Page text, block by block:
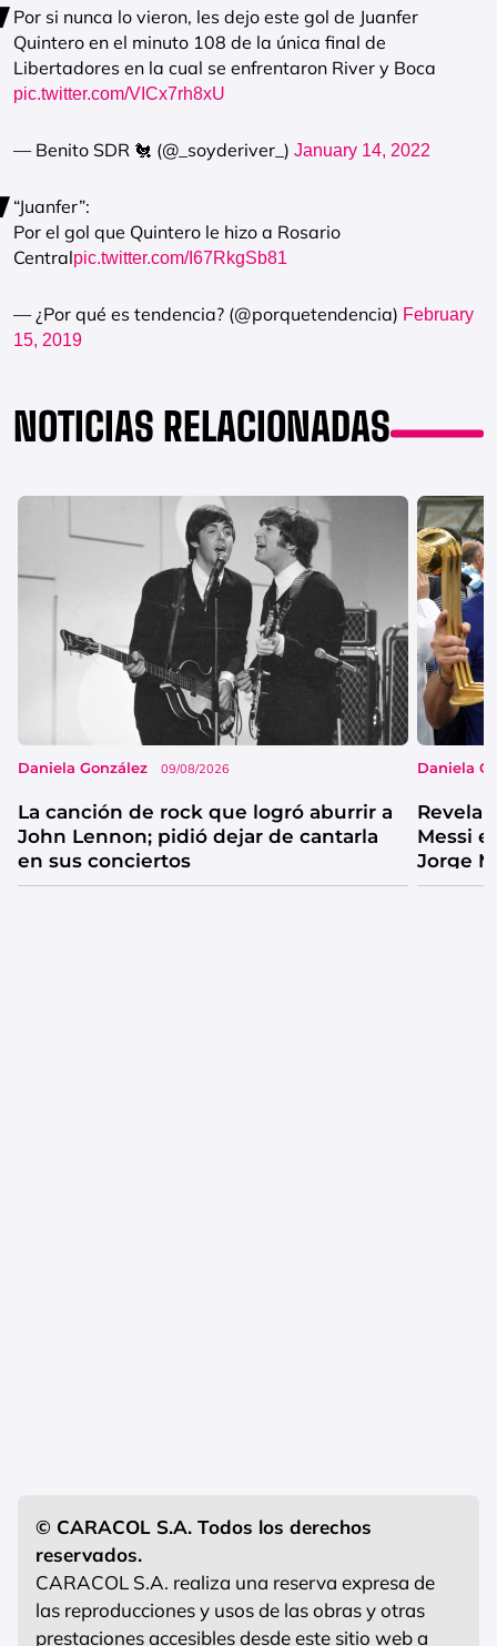
Por si nunca lo vieron, les dejo este gol de Juanfer
Quintero en el minuto 108 de la única final de
Libertadores en la cual se enfrentaron River y Boca
pic.twitter.com/VICx7rh8xU
— Benito SDR 🐔 (@_soyderiver_) January 14, 2022
“Juanfer”:
Por el gol que Quintero le hizo a Rosario
Centralpic.twitter.com/I67RkgSb81
— ¿Por qué es tendencia? (@porquetendencia) February
15, 2019
NOTICIAS RELACIONADAS
Daniela González 09/08/2026
La canción de rock que logró aburrir a
John Lennon; pidió dejar de cantarla
en sus conciertos
Daniela
Messi
Jorge
© CARACOL S.A. Todos los derechos
reservados.
CARACOL S.A. realiza una reserva expresa de
las reproducciones y usos de las obras y otras
prestaciones accesibles desde este sitio web a